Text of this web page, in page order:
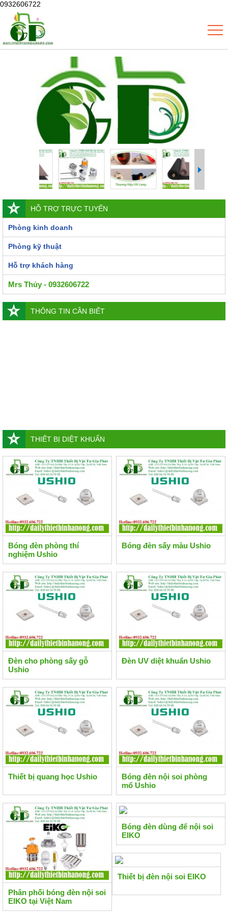
0932606722
HỖ TRỢ TRỰC TUYẾN
Phòng kinh doanh
Phòng kỹ thuật
Hỗ trợ khách hàng
Mrs Thủy - 0932606722
THÔNG TIN CẦN BIẾT
THIẾT BỊ DIỆT KHUẨN
Bóng đèn phòng thí
nghiệm Ushio
Bóng đèn sấy màu Ushio
Đèn cho phòng sấy gỗ
Ushio
Đèn UV diệt khuẩn Ushio
Thiết bị quang học Ushio
Bóng đèn nội soi phòng
mổ Ushio
Phân phối bóng đèn nội soi
EIKO tại Việt Nam
Bóng đèn dùng để nội soi
EIKO
Thiết bị đèn nội soi EIKO